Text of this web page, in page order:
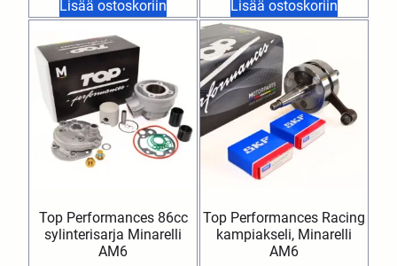
Lisää ostoskoriin Lisää ostoskoriin
Top Performances 86cc
sylinterisarja Minarelli
AM6
Top Performances Racing
kampiakseli, Minarelli
AM6